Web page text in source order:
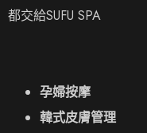
都交給SUFU SPA
孕婦按摩
韓式皮膚管理